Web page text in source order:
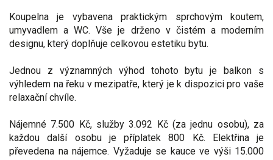
Koupelna je vybavena praktickým sprchovým koutem,
umyvadlem a WC. Vše je drženo v čistém a moderním
designu, který doplňuje celkovou estetiku bytu.
Jednou z významných výhod tohoto bytu je balkon s
výhledem na řeku v mezipatře, který je k dispozici pro vaše
relaxační chvíle.
Nájemné 7.500 Kč, služby 3.092 Kč (za jednu osobu), za
každou další osobu je příplatek 800 Kč. Elektřina je
převedena na nájemce. Vyžaduje se kauce ve výši 15.000